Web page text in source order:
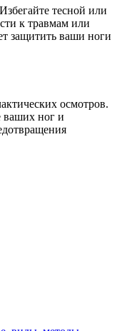
тесной или
к травмам или
защитить ваши ноги
осмотров.
ваших ног и